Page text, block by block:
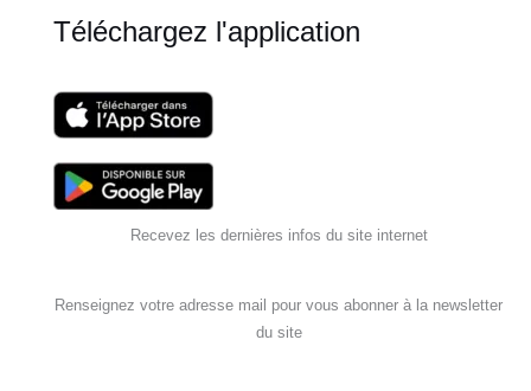
Téléchargez l'application
Recevez les dernières infos du site internet
Renseignez votre adresse mail pour vous abonner à la newsletter
du site